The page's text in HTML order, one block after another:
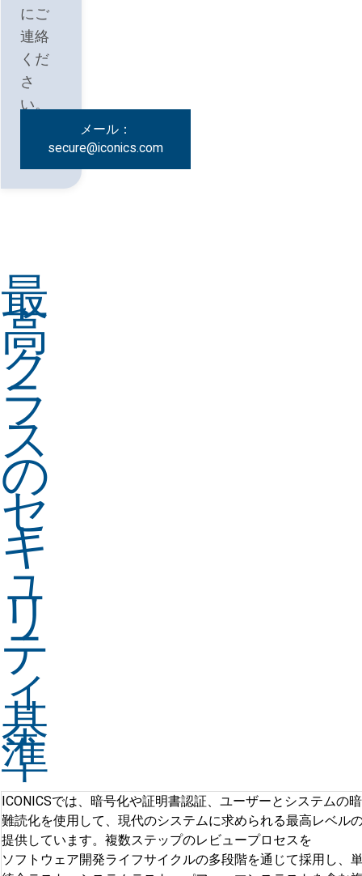
にご
連絡
くだ
さ
い。
メール：
secure@iconics.com
最
高
ク
ラ
ス
の
セ
キ
ュ
リ
テ
ィ
基
準
ICONICSでは、暗号化や証明書認証、ユーザーとシステムの
難読化を使用して、現代のシステムに求められる最高レベル
提供しています。複数ステップのレビュープロセスを
ソフトウェア開発ライフサイクルの多段階を通じて採用し、